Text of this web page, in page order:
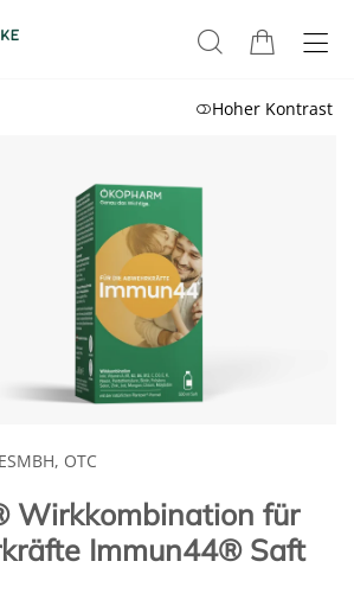
Hoher Kontrast
OTC
Wirkkombination für
Immun44® Saft